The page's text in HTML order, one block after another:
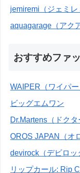
jemiremi（ジェミレ
aquagarage（アク
おすすめファ
WAIPER（ワイパー
ビッグエムワン
Dr.Martens（ドクタ
OROS JAPAN（オ
devirock（デビロッ
リップカール: Rip